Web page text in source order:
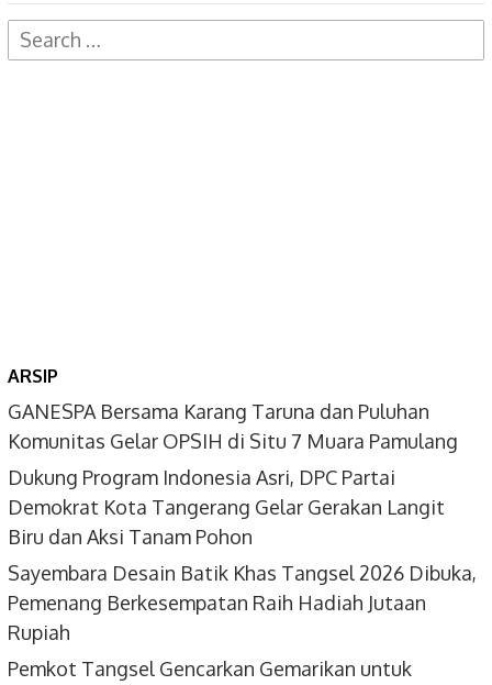
Search
for:
ARSIP
GANESPA Bersama Karang Taruna dan Puluhan
Komunitas Gelar OPSIH di Situ 7 Muara Pamulang
Dukung Program Indonesia Asri, DPC Partai
Demokrat Kota Tangerang Gelar Gerakan Langit
Biru dan Aksi Tanam Pohon
Sayembara Desain Batik Khas Tangsel 2026 Dibuka,
Pemenang Berkesempatan Raih Hadiah Jutaan
Rupiah
Pemkot Tangsel Gencarkan Gemarikan untuk